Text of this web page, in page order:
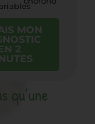
MON
EN 2
qu’une